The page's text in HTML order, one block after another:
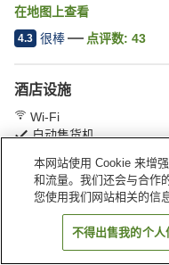
在地图上查看
4.3 很棒 点评数: 43
酒店设施
Wi-Fi
自动售货机
首页 日本 福冈县
本网站使用 Cookie 来增
和流量。我们还会与合作
您使用我们网站相关的信息
不得出售我的个人